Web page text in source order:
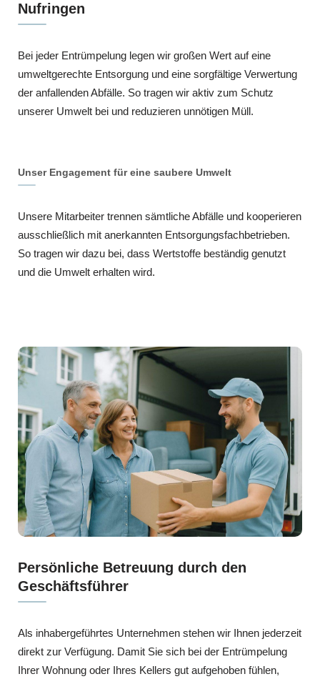
Nufringen
Bei jeder Entrümpelung legen wir großen Wert auf eine
umweltgerechte Entsorgung und eine sorgfältige Verwertung
der anfallenden Abfälle. So tragen wir aktiv zum Schutz
unserer Umwelt bei und reduzieren unnötigen Müll.
Unser Engagement für eine saubere Umwelt
Unsere Mitarbeiter trennen sämtliche Abfälle und kooperieren
ausschließlich mit anerkannten Entsorgungsfachbetrieben.
So tragen wir dazu bei, dass Wertstoffe beständig genutzt
und die Umwelt erhalten wird.
Persönliche Betreuung durch den
Geschäftsführer
Als inhabergeführtes Unternehmen stehen wir Ihnen jederzeit
direkt zur Verfügung. Damit Sie sich bei der Entrümpelung
Ihrer Wohnung oder Ihres Kellers gut aufgehoben fühlen,